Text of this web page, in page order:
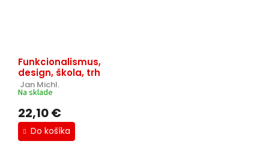
Funkcionalismus,
design, škola, trh
Jan Michl.
Na sklade
22,10 €
Do košíka